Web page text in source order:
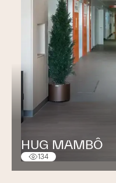
HUG MAMBÔ
134